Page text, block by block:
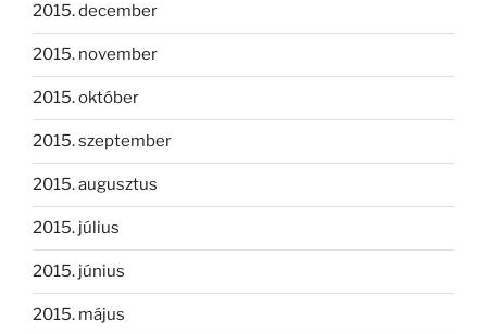
2015. december
2015. november
2015. október
2015. szeptember
2015. augusztus
2015. július
2015. június
2015. május